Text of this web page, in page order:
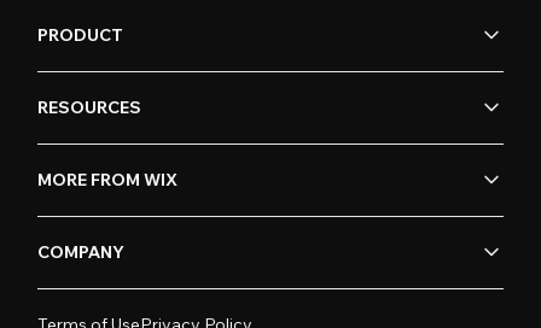
PRODUCT
RESOURCES
MORE FROM WIX
COMPANY